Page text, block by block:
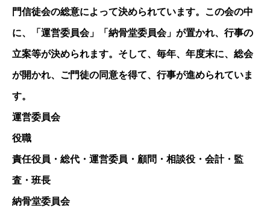
門信徒会の総意によって決められています。この会の中
に、「運営委員会」「納骨堂委員会」が置かれ、行事の
立案等が決められます。そして、毎年、年度末に、総会
が開かれ、ご門徒の同意を得て、行事が進められていま
す。
運営委員会
役職
責任役員・総代・運営委員・顧問・相談役・会計・監
査・班長
納骨堂委員会